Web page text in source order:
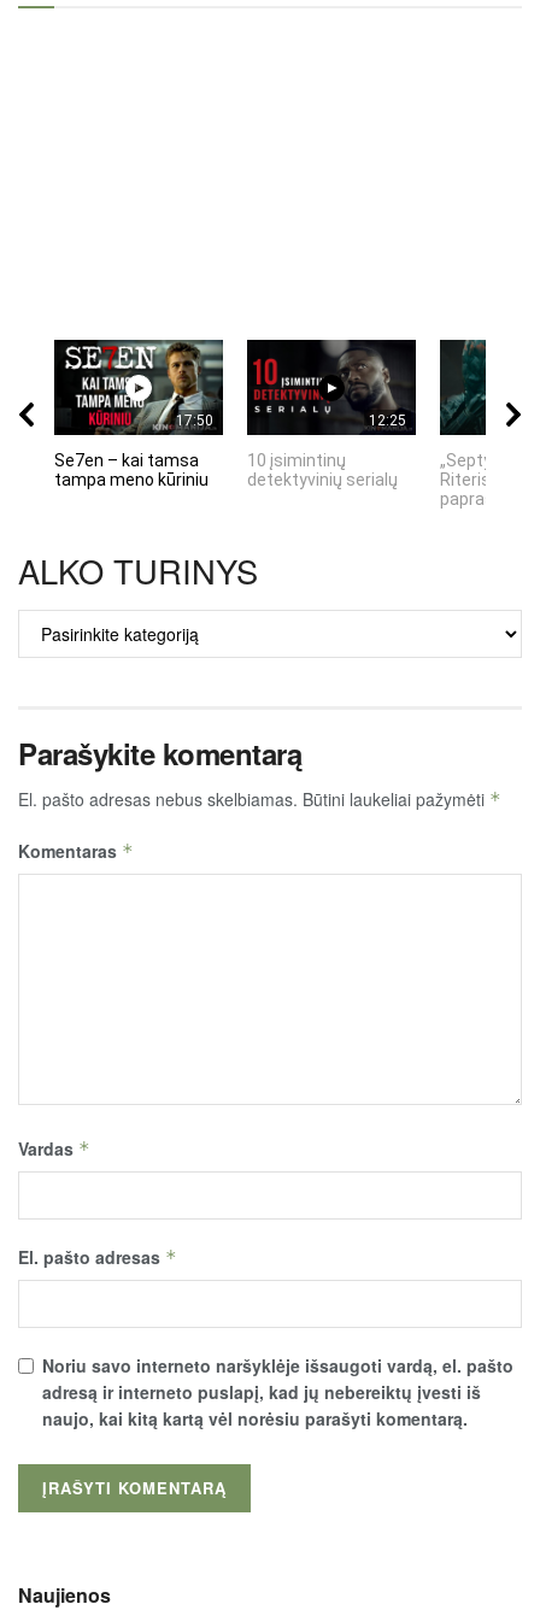
17:50
Se7en – kai tamsa
tampa meno kūriniu
12:25
10 įsimintinų
detektyvinių serialų
„Septynių
Riteris" – kai
ALKO TURINYS
TURINYS
Parašykite komentarą
El. pašto adresas nebus skelbiamas. Būtini laukeliai pažymėti *
Komentaras *
Vardas *
El. pašto adresas *
Noriu savo interneto naršyklėje išsaugoti vardą, el. pašto
adresą ir interneto puslapį, kad jų nebereiktų įvesti iš
naujo, kai kitą kartą vėl norėsiu parašyti komentarą.
Naujienos